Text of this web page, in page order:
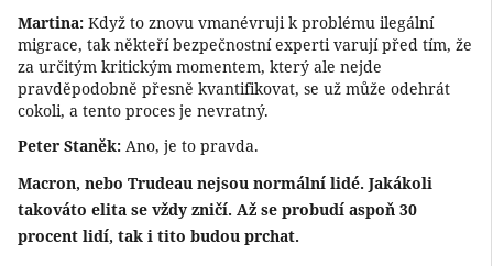
Martina: Když to znovu vmanévruji k problému ilegální
migrace, tak někteří bezpečnostní experti varují před tím, že
za určitým kritickým momentem, který ale nejde
pravděpodobně přesně kvantifikovat, se už může odehrát
cokoli, a tento proces je nevratný.
Peter Staněk: Ano, je to pravda.
Macron, nebo Trudeau nejsou normální lidé. Jakákoli
takováto elita se vždy zničí. Až se probudí aspoň 30
procent lidí, tak i tito budou prchat.